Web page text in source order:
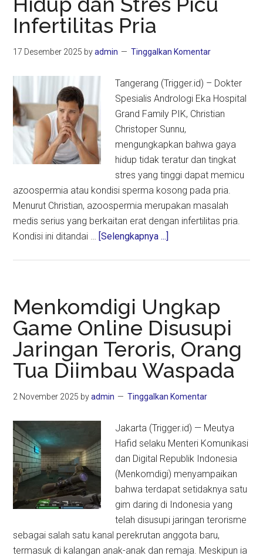
di
Infertilitas Pria
17 Desember 2025 byadmin Tinggalkan Komentar
Tangerang (Trigger.id) – Dokter
Spesialis Andrologi Eka Hospital
Grand Family PIK, Christian
Christoper Sunnu,
mengungkapkan bahwa gaya
hidup tidak teratur dan tingkat
stres yang tinggi dapat memicu
azoospermia atau kondisi sperma kosong pada pria.
Menurut Christian, azoospermia merupakan masalah
medis serius yang berkaitan erat dengan infertilitas pria.
Kondisi ini ditandai … [Selengkapnya ...]
Hidup
dan
Stres
Picu
Infertilitas
Pria
Menkomdigi Ungkap
Game Online Disusupi
Jaringan Teroris, Orang
Tua Diimbau Waspada
2 November 2025 byadmin Tinggalkan Komentar
Jakarta (Trigger.id) — Meutya
Hafid selaku Menteri Komunikasi
dan Digital Republik Indonesia
(Menkomdigi) menyampaikan
bahwa terdapat setidaknya satu
gim daring di Indonesia yang
telah disusupi jaringan terorisme
sebagai salah satu kanal perekrutan anggota baru,
termasuk di kalangan anak-anak dan remaja. Meskipun ia